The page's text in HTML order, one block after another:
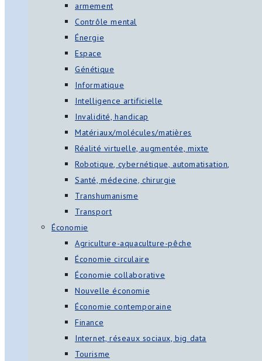
armement
Contrôle mental
Énergie
Espace
Génétique
Informatique
Intelligence artificielle
Invalidité, handicap
Matériaux/molécules/matières
Réalité virtuelle, augmentée, mixte
Robotique, cybernétique, automatisation,
Santé, médecine, chirurgie
Transhumanisme
Transport
Économie
Agriculture-aquaculture-pêche
Économie circulaire
Économie collaborative
Nouvelle économie
Économie contemporaine
Finance
Internet, réseaux sociaux, big data
Tourisme